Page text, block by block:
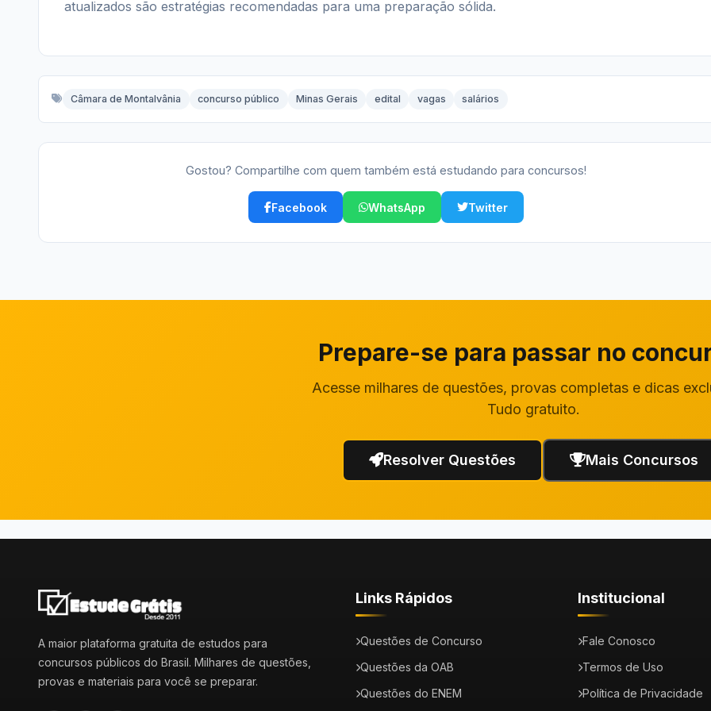
atualizados são estratégias recomendadas para uma preparação sólida.
Câmara de Montalvânia concurso público Minas Gerais edital vagas salários
Gostou? Compartilhe com quem também está estudando para concursos!
Facebook WhatsApp Twitter
Prepare-se para passar no
Acesse milhares de questões, provas completas e dicas
Tudo gratuito.
Resolver Questões Mais Concursos
A maior plataforma gratuita de estudos para
concursos públicos do Brasil. Milhares de questões,
provas e materiais para você se preparar.
Links Rápidos
Questões de Concurso
Questões da OAB
Questões do ENEM
Institucional
Fale Conosco
Termos de Uso
Política de Privacidade